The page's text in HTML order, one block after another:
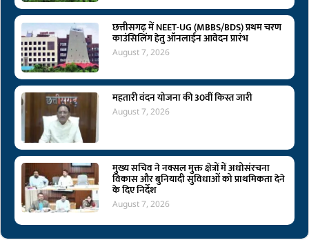
छत्तीसगढ़ में NEET-UG (MBBS/BDS) प्रथम चरण
काउंसिलिंग हेतु ऑनलाईन आवेदन प्रारंभ
August 7, 2026
महतारी वंदन योजना की 30वीं किस्त जारी
August 7, 2026
मुख्य सचिव ने नक्सल मुक्त क्षेत्रों में अधोसंरचना
विकास और बुनियादी सुविधाओं को प्राथमिकता देने
के दिए निर्देश
August 7, 2026